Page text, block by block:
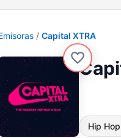
Capital XTRA
Hip Hop